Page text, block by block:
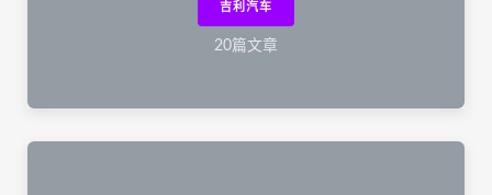
吉利汽车
20篇文章